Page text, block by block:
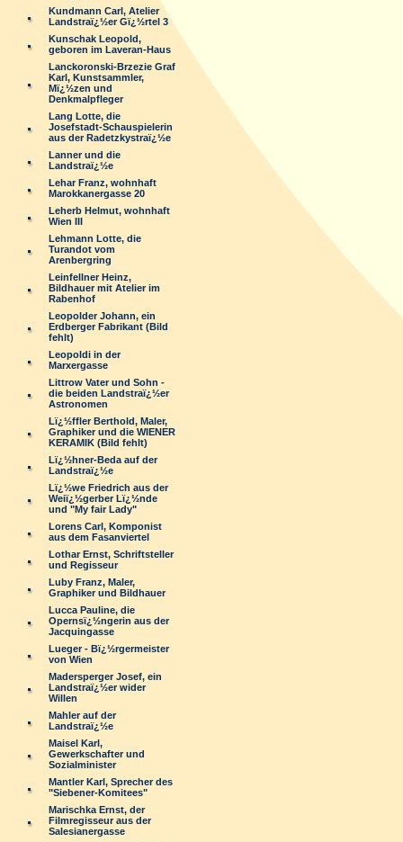
Kundmann Carl, Atelier
Landstraï¿½er Gï¿½rtel 3
Kunschak Leopold,
geboren im Laveran-Haus
Lanckoronski-Brzezie Graf
Karl, Kunstsammler,
Mï¿½zen und
Denkmalpfleger
Lang Lotte, die
Josefstadt-Schauspielerin
aus der Radetzkystraï¿½e
Lanner und die
Landstraï¿½e
Lehar Franz, wohnhaft
Marokkanergasse 20
Leherb Helmut, wohnhaft
Wien III
Lehmann Lotte, die
Turandot vom
Arenbergring
Leinfellner Heinz,
Bildhauer mit Atelier im
Rabenhof
Leopolder Johann, ein
Erdberger Fabrikant (Bild
fehlt)
Leopoldi in der
Marxergasse
Littrow Vater und Sohn -
die beiden Landstraï¿½er
Astronomen
Lï¿½ffler Berthold, Maler,
Graphiker und die WIENER
KERAMIK (Bild fehlt)
Lï¿½hner-Beda auf der
Landstraï¿½e
Lï¿½we Friedrich aus der
Weiï¿½gerber Lï¿½nde
und "My fair Lady"
Lorens Carl, Komponist
aus dem Fasanviertel
Lothar Ernst, Schriftsteller
und Regisseur
Luby Franz, Maler,
Graphiker und Bildhauer
Lucca Pauline, die
Opernsï¿½ngerin aus der
Jacquingasse
Lueger - Bï¿½rgermeister
von Wien
Madersperger Josef, ein
Landstraï¿½er wider
Willen
Mahler auf der
Landstraï¿½e
Maisel Karl,
Gewerkschafter und
Sozialminister
Mantler Karl, Sprecher des
"Siebener-Komitees"
Marischka Ernst, der
Filmregisseur aus der
Salesianergasse